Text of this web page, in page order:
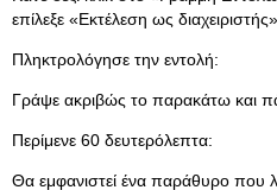
επίλεξε «Εκτέλεση ως
Πληκτρολόγησε την εντολή:
Γράψε ακριβώς το παρακάτω και
Περίμενε 60 δευτερόλεπτα:
Θα εμφανιστεί ένα παράθυρο που